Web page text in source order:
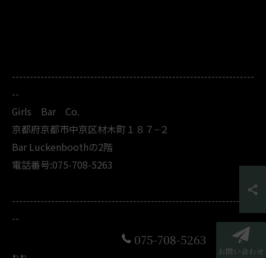
--------------------------------------------------------------------
--
Girls Bar Co.
京都府京都市中京区材木町１８７−２
Bar Luckenboothの2階
電話番号:075-708-5263
--------------------------------------------------------------------
--
075-708-5263
お問い合わせ